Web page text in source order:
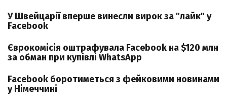
У Швейцарії вперше винесли вирок за "лайк" у
Facebook
Єврокомісія оштрафувала Facebook на $120 млн
за обман при купівлі WhatsApp
Facebook боротиметься з фейковими новинами
у Німеччині